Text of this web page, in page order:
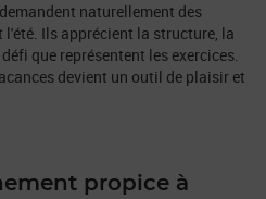
naturellement des
Ils apprécient la structure, la
que représentent les exercices.
devient un outil de plaisir et
propice à